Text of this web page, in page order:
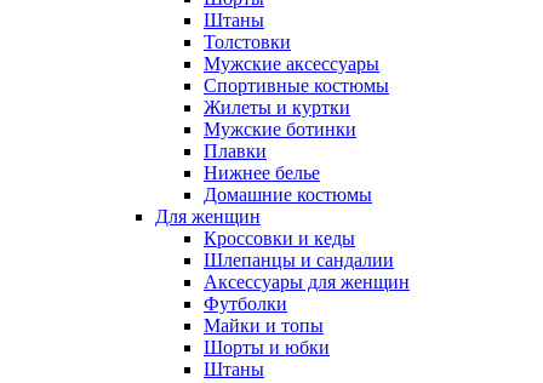
Штаны
Толстовки
Мужские аксессуары
Спортивные костюмы
Жилеты и куртки
Мужские ботинки
Плавки
Нижнее белье
Домашние костюмы
Для женщин
Кроссовки и кеды
Шлепанцы и сандалии
Аксессуары для женщин
Футболки
Майки и топы
Шорты и юбки
Штаны